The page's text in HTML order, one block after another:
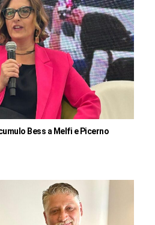
Bess a Melfi e Picerno